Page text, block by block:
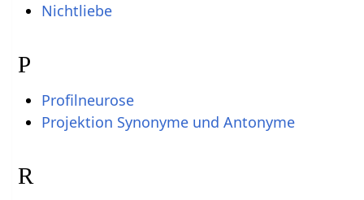
Nichtliebe
P
Profilneurose
Projektion Synonyme und Antonyme
R